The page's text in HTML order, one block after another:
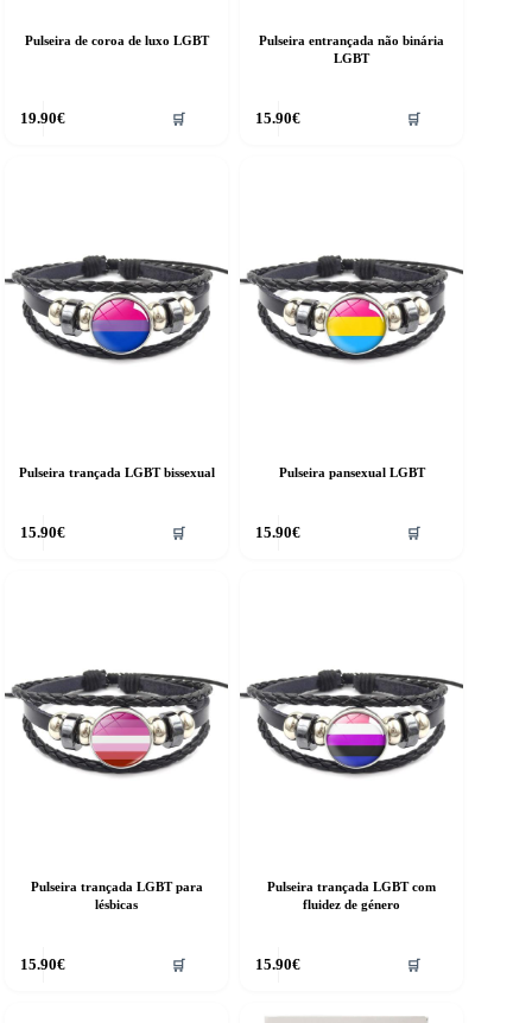
Pulseira de coroa de luxo LGBT
19.90€ 🛒
Pulseira entrançada não binária
LGBT
15.90€ 🛒
Pulseira trançada LGBT bissexual
15.90€ 🛒
Pulseira pansexual LGBT
15.90€ 🛒
Pulseira trançada LGBT para
lésbicas
15.90€ 🛒
Pulseira trançada LGBT com
fluidez de género
15.90€ 🛒